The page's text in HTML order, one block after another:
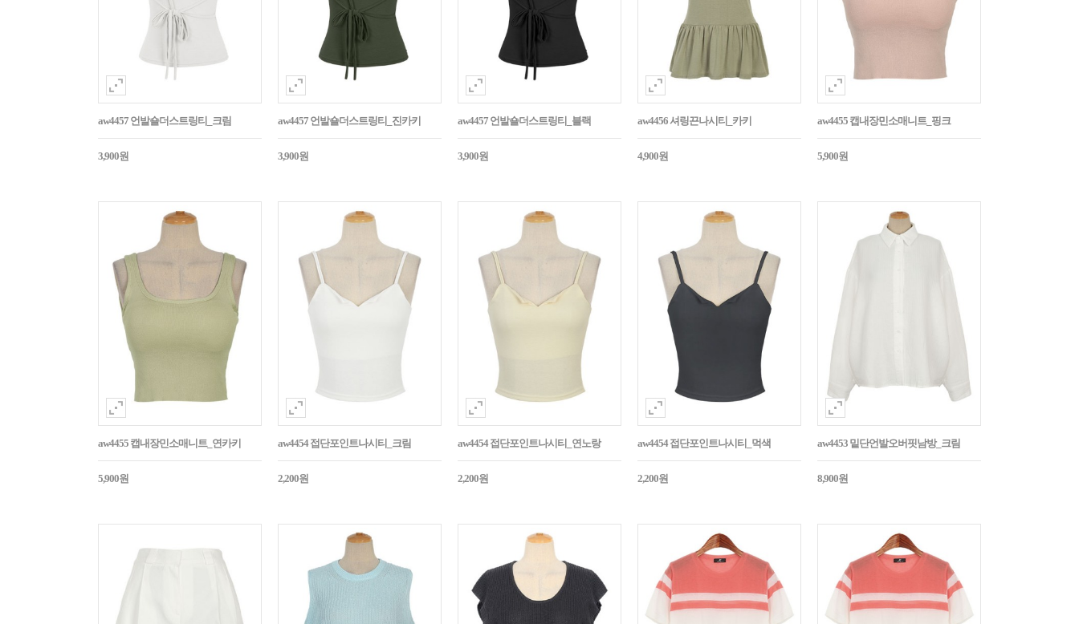
aw4457 언발숄더스트링티_크림
3,900원
aw4457 언발숄더스트링티_진카키
3,900원
aw4457 언발숄더스트링티_블랙
3,900원
aw4456 셔링끈나시티_카키
4,900원
aw4455 캡내장민소매니트_핑크
5,900원
aw4455 캡내장민소매니트_연카키
5,900원
aw4454 접단포인트나시티_크림
2,200원
aw4454 접단포인트나시티_연노랑
2,200원
aw4454 접단포인트나시티_먹색
2,200원
aw4453 밑단언발오버핏남방_크림
8,900원